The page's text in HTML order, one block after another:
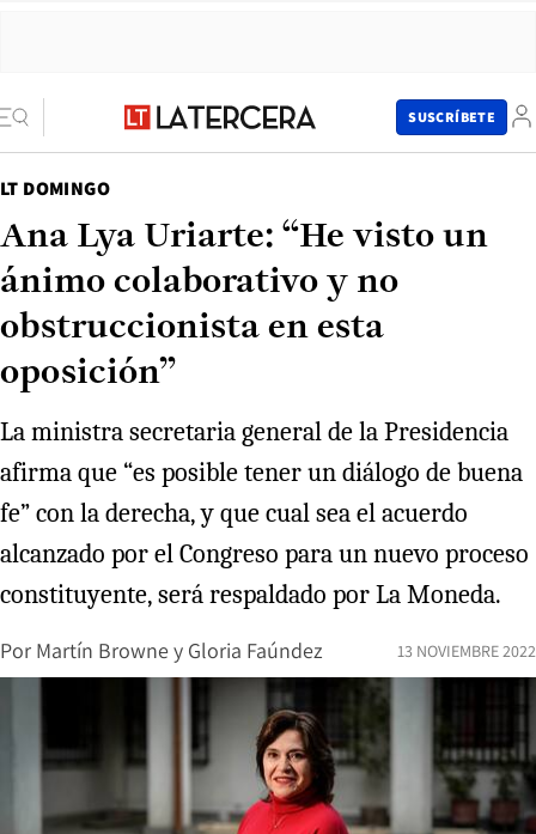
SUSCRÍBETE
LT DOMINGO
Ana Lya Uriarte: “He visto un
ánimo colaborativo y no
obstruccionista en esta
oposición”
La ministra secretaria general de la Presidencia
afirma que “es posible tener un diálogo de buena
fe” con la derecha, y que cual sea el acuerdo
alcanzado por el Congreso para un nuevo proceso
constituyente, será respaldado por La Moneda.
Por Martín Browney Gloria Faúndez 13 NOVIEMBRE 2022